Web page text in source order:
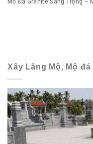
Xây Lăng Mộ, Mộ đá